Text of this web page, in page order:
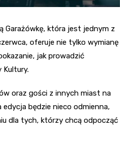
Garażówkę, która jest jednym z
oferuje nie tylko wymianę
jak prowadzić
Kultury.
oraz gości z innych miast na
będzie nieco odmienna,
dla tych, którzy chcą odpocząć